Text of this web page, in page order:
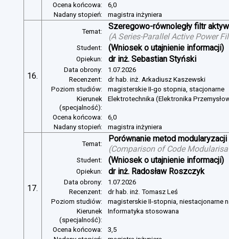
Ocena końcowa:
6,0
Nadany stopień:
magistra inżyniera
16.
Temat:
Szeregowo-równoległy filtr
(A Series-Parallel Active Power
Student: (Wniosek o utajnienie informacji)
Opiekun: dr inż. Sebastian Styński
Data obrony:
1.07.2026
Recenzent:
dr hab. inż. Arkadiusz Kaszewski
Poziom studiów:
magisterskie II-go stopnia, stacjonarne
Kierunek
(specjalność):
Elektrotechnika (Elektronika
Ocena końcowa:
6,0
Nadany stopień:
magistra inżyniera
17.
Temat:
Porównanie metod
(Comparison of Code
Student: (Wniosek o utajnienie informacji)
Opiekun: dr inż. Radosław Roszczyk
Data obrony:
1.07.2026
Recenzent:
dr hab. inż. Tomasz Leś
Poziom studiów:
magisterskie II-stopnia, niestacjonarne
Kierunek
(specjalność):
Informatyka stosowana
Ocena końcowa:
3,5